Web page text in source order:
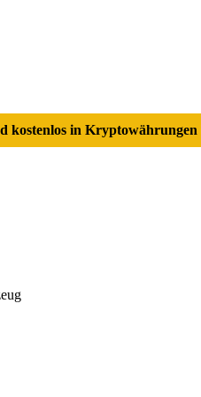
kostenlos in Kryptowährungen